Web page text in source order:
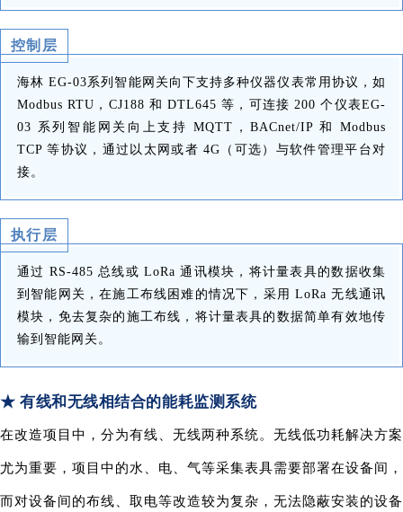
控制层
海林 EG-03系列智能网关向下支持多种仪器仪表常用协议，如
Modbus RTU，CJ188 和 DTL645 等，可连接 200 个仪表EG-
03 系列智能网关向上支持 MQTT，BACnet/IP 和 Modbus
TCP 等协议，通过以太网或者 4G（可选）与软件管理平台对
接。
执行层
通过 RS-485 总线或 LoRa 通讯模块，将计量表具的数据收集
到智能网关，在施工布线困难的情况下，采用 LoRa 无线通讯
模块，免去复杂的施工布线，将计量表具的数据简单有效地传
输到智能网关。
★ 有线和无线相结合的能耗监测系统
在改造项目中，分为有线、无线两种系统。无线低功耗解决方案
尤为重要，项目中的水、电、气等采集表具需要部署在设备间，
而对设备间的布线、取电等改造较为复杂，无法隐蔽安装的设备